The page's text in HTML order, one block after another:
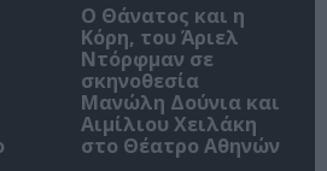
Ο Θάνατος και η
Κόρη, του Άριελ
Ντόρφμαν σε
σκηνοθεσία
Μανώλη Δούνια και
Αιμίλιου Χειλάκη
στο Θέατρο Αθηνών